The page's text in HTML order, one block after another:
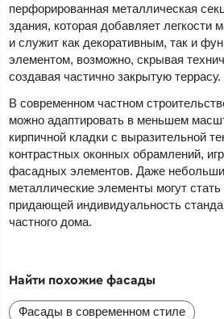
перфорированная металлическая
здания, которая добавляет легкости
и служит как декоративным, так и
элементом, возможно, скрывая
создавая частично закрытую террасу.
В современном частном
можно адаптировать в меньшем
кирпичной кладки с выразительной
контрастных оконных обрамлений,
фасадных элементов. Даже
металлические элементы могут
придающей индивидуальность
частного дома.
Найти похожие фасады
Фасады в современном стиле